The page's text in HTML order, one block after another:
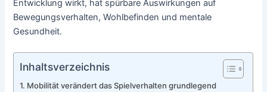
Entwicklung wirkt, hat spürbare Auswirkungen auf
Bewegungsverhalten, Wohlbefinden und mentale
Gesundheit.
Inhaltsverzeichnis
Mobilität verändert das Spielverhalten grundlegend